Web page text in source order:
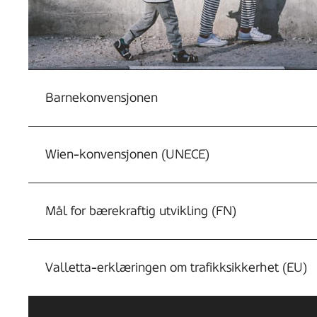
her
son
wearing
clothes:
striped
hoodie,
and
against
Barnekonvensjonen
Wien-konvensjonen (UNECE)
Mål for bærekraftig utvikling (FN)
Valletta-erklæringen om trafikksikkerhet (EU)